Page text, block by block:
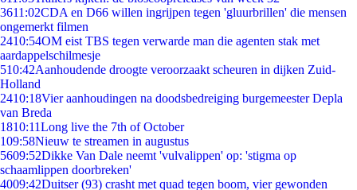
3611:02CDA en D66 willen ingrijpen tegen 'gluurbrillen' die mensen
ongemerkt filmen
2410:54OM eist TBS tegen verwarde man die agenten stak met
aardappelschilmesje
510:42Aanhoudende droogte veroorzaakt scheuren in dijken Zuid-
Holland
2410:18Vier aanhoudingen na doodsbedreiging burgemeester Depla
van Breda
1810:11Long live the 7th of October
109:58Nieuw te streamen in augustus
5609:52Dikke Van Dale neemt 'vulvalippen' op: 'stigma op
schaamlippen doorbreken'
4009:42Duitser (93) crasht met quad tegen boom, vier gewonden